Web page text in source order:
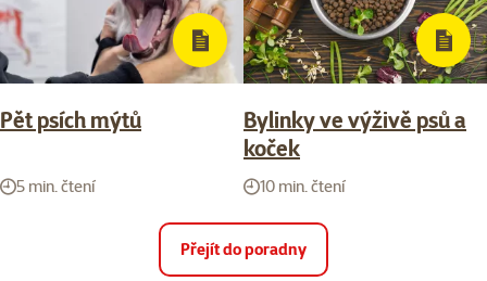
Pět psích mýtů
5 min. čtení
Bylinky ve výživě psů a
koček
10 min. čtení
Přejít do poradny